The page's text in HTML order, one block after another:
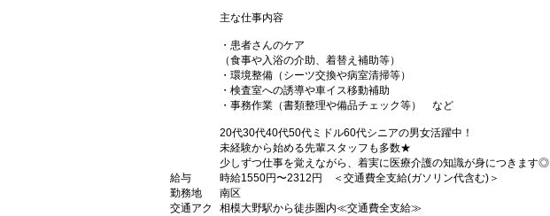
主な仕事内容
・患者さんのケア
（食事や入浴の介助、着替え補助等）
・環境整備（シーツ交換や病室清掃等）
・検査室への誘導や車イス移動補助
・事務作業（書類整理や備品チェック等） など
20代30代40代50代ミドル60代シニアの男女活躍中！
未経験から始める先輩スタッフも多数★
少しずつ仕事を覚えながら、着実に医療介護の知識が身につきます◎
給与
時給1550円〜2312円 ＜交通費全支給(ガソリン代含む)＞
勤務地
南区
交通アク
相模大野駅から徒歩圏内≪交通費全支給≫